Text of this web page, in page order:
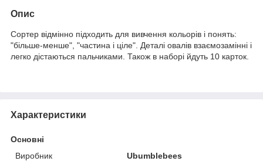
Опис
Сортер відмінно підходить для вивчення кольорів і понять:
"більше-менше", "частина і ціле". Деталі овалів взаємозамінні і
легко дістаються пальчиками. Також в наборі йдуть 10 карток.
Характеристики
Основні
Виробник
Ubumblebees